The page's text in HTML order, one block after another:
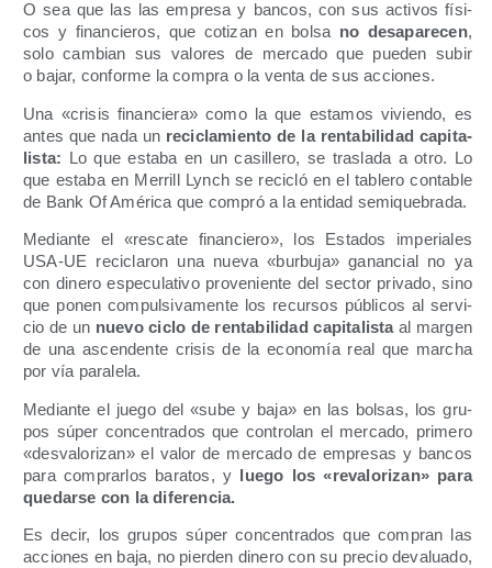
O sea que las las empre­sa y ban­cos, con sus acti­vos físi­
cos y finan­cie­ros, que coti­zan en bol­sano des­apa­re­cen,
solo cam­bian sus valo­res de mer­ca­do que pue­den subir
o bajar, con­for­me la com­pra o la ven­ta de sus acciones.
Una «cri­sis finan­cie­ra» como la que esta­mos vivien­do, es
antes que nada un reci­cla­mien­to de la ren­ta­bi­li­dad capi­ta­
lis­ta: Lo que esta­ba en un casi­lle­ro, se tras­la­da a otro. Lo
que esta­ba en Merrill Lynch se reci­cló en el table­ro con­ta­ble
de Bank Of Amé­ri­ca que com­pró a la enti­dad semiquebrada.
Median­te el «res­ca­te finan­cie­ro», los Esta­dos impe­ria­les
USA-UE reci­cla­ron una nue­va «bur­bu­ja» ganan­cial no ya
con dine­ro espe­cu­la­ti­vo pro­ve­nien­te del sec­tor pri­va­do, sino
que ponen com­pul­si­va­men­te los recur­sos públi­cos al ser­vi­
cio de un nue­vo ciclo de ren­ta­bi­li­dad capi­ta­lis­taal mar­gen
de una ascen­den­te cri­sis de la eco­no­mía real que mar­cha
por vía paralela.
Median­te el jue­go del «sube y baja» en las bol­sas, los gru­
pos súper con­cen­tra­dos que con­tro­lan el mer­ca­do, pri­me­ro
«des­va­lo­ri­zan» el valor de mer­ca­do de empre­sas y ban­cos
para com­prar­los bara­tos, y lue­go los «reva­lo­ri­zan» para
que­dar­se con la diferencia.
Es decir, los gru­pos súper con­cen­tra­dos que com­pran las
accio­nes en baja, no pier­den dine­ro con su pre­cio deva­lua­do,